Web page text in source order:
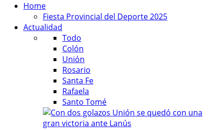
Home
Fiesta Provincial del Deporte 2025
Actualidad
Todo
Colón
Unión
Rosario
Santa Fe
Rafaela
Santo Tomé